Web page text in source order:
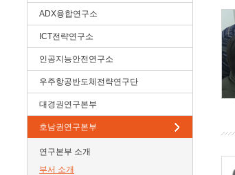
ADX융합연구소
ICT전략연구소
인공지능안전연구소
우주항공반도체전략연구단
대경권연구본부
호남권연구본부
연구본부 소개
부서 소개